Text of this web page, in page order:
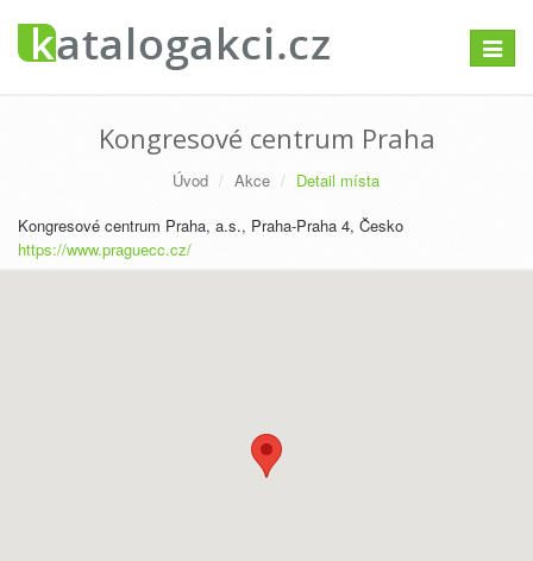
Kongresové centrum Praha
Úvod Akce
Detail místa
Kongresové centrum Praha, a.s., Praha-Praha 4, Česko
https://www.praguecc.cz/